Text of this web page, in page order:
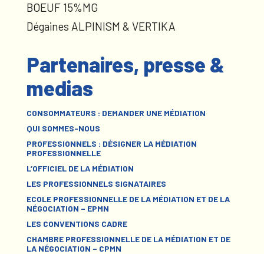
BOEUF 15%MG
Dégaines ALPINISM & VERTIKA
Partenaires, presse &
medias
CONSOMMATEURS : DEMANDER UNE MÉDIATION
QUI SOMMES-NOUS
PROFESSIONNELS : DÉSIGNER LA MÉDIATION
PROFESSIONNELLE
L’OFFICIEL DE LA MÉDIATION
LES PROFESSIONNELS SIGNATAIRES
ECOLE PROFESSIONNELLE DE LA MÉDIATION ET DE LA
NÉGOCIATION – EPMN
LES CONVENTIONS CADRE
CHAMBRE PROFESSIONNELLE DE LA MÉDIATION ET DE
LA NÉGOCIATION – CPMN